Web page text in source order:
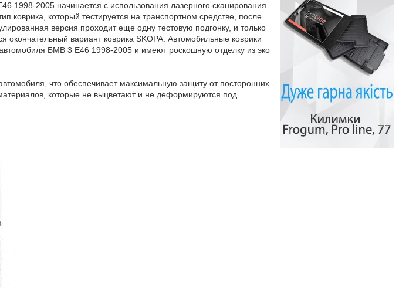
1998-2005 начинается с использования лазерного сканирования
коврика, который тестируется на транспортном средстве, после
версия проходит еще одну тестовую подгонку, и только
окончательный вариант коврика SKOPA. Автомобильные коврики
БМВ 3 E46 1998-2005 и имеют роскошную отделку из эко
что обеспечивает максимальную защиту от посторонних
которые не выцветают и не деформируются под